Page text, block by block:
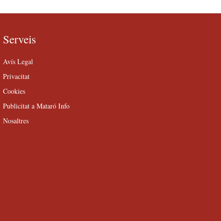
Serveis
Avís Legal
Privacitat
Cookies
Publicitat a Mataró Info
Nosaltres